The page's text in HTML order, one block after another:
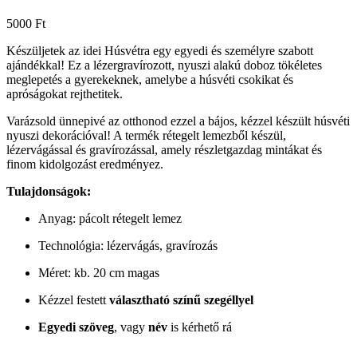
5000 Ft
Készüljetek az idei Húsvétra egy egyedi és személyre szabott
ajándékkal! Ez a lézergravírozott, nyuszi alakú doboz tökéletes
meglepetés a gyerekeknek, amelybe a húsvéti csokikat és
apróságokat rejthetitek.
Varázsold ünnepivé az otthonod ezzel a bájos, kézzel készült húsvéti
nyuszi dekorációval! A termék rétegelt lemezből készül,
lézervágással és gravírozással, amely részletgazdag mintákat és
finom kidolgozást eredményez.
Tulajdonságok:
Anyag: pácolt rétegelt lemez
Technológia: lézervágás, gravírozás
Méret: kb. 20 cm magas
Kézzel festett választható színű szegéllyel
Egyedi szöveg, vagy név is kérhető rá